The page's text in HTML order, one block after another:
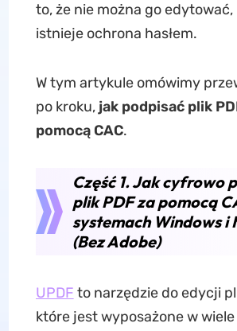
to, że nie można go
istnieje ochrona hasłem.
W tym artykule omówimy
po kroku, jak podpisać plik
pomocą CAC.
Część 1. Jak cyfrowo
plik PDF za pomocą
systemach Windows i
(Bez Adobe)
UPDF to narzędzie do edycji
które jest wyposażone w